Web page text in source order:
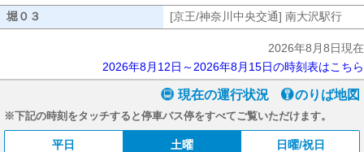
堀０３ [京王/神奈川中央交通] 南大沢駅行
2026年8月8日現在
2026年8月12日～2026年8月15日の時刻表はこちら
現在の運行状況 のりば地図
※下記の時刻をタッチすると停車バス停をすべてご覧いただけます。
平日 土曜 日曜/祝日